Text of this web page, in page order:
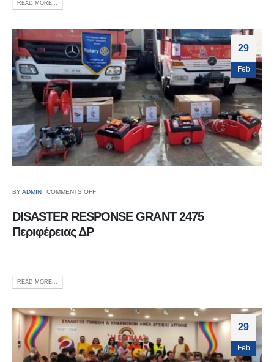
READ MORE...
29
Feb
BYADMIN COMMENTS OFF
DISASTER RESPONSE GRANT 2475
Περιφέρειας ΔΡ
...
READ MORE...
29
Feb